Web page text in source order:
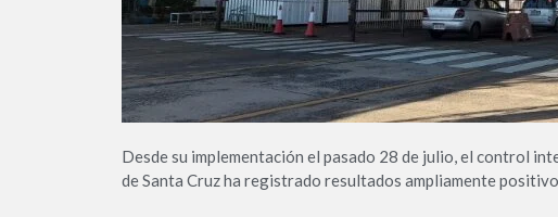
Desde su implementación el pasado 28 de julio, el control
de Santa Cruz ha registrado resultados ampliamente